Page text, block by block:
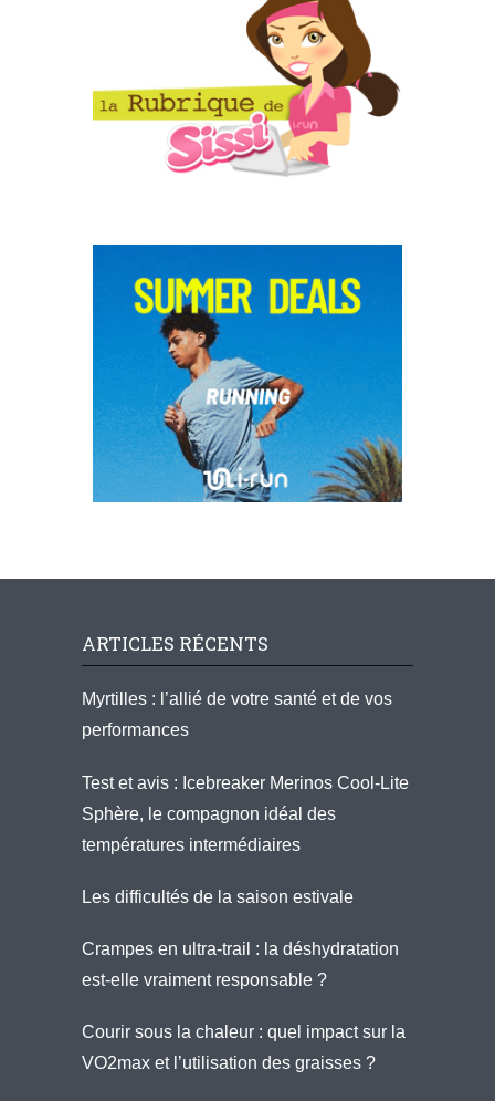
ARTICLES RÉCENTS
Myrtilles : l’allié de votre santé et de vos
performances
Test et avis : Icebreaker Merinos Cool-Lite
Sphère, le compagnon idéal des
températures intermédiaires
Les difficultés de la saison estivale
Crampes en ultra-trail : la déshydratation
est-elle vraiment responsable ?
Courir sous la chaleur : quel impact sur la
VO2max et l’utilisation des graisses ?